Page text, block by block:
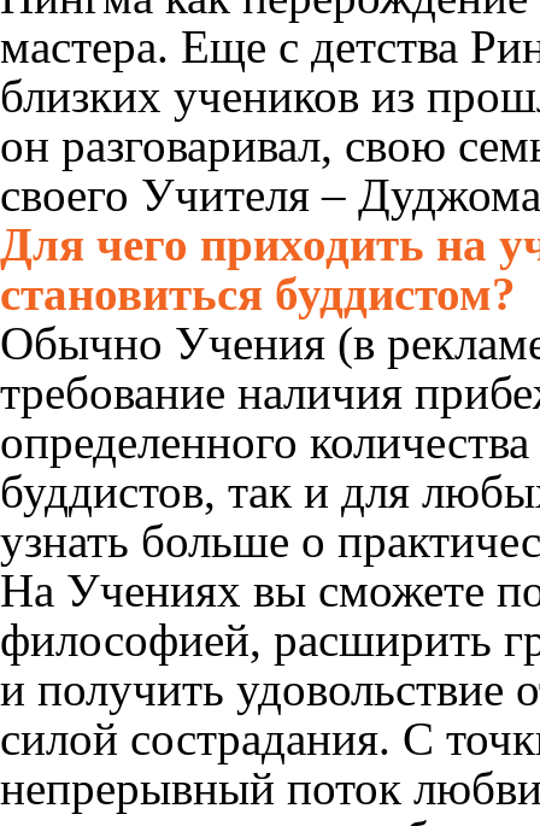
мастера. Еще с детства
близких учеников из
он разговаривал, свою
своего Учителя –
Для чего приходить на
становиться буддистом?
Обычно Учения (в
требование наличия
определенного
буддистов, так и для
узнать больше о
На Учениях вы сможете
философией, расширить
и получить удовольствие
силой сострадания. С
непрерывный поток